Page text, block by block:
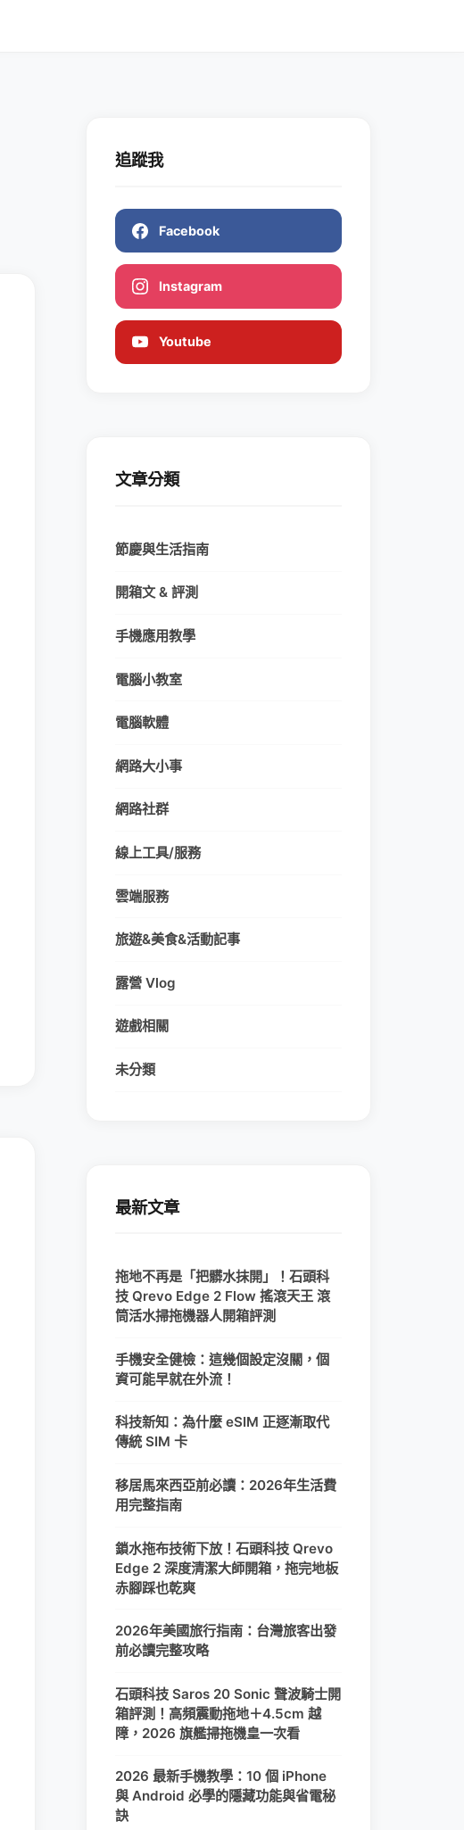
追蹤我
Facebook
Instagram
Youtube
文章分類
節慶與生活指南
開箱文 & 評測
手機應用教學
電腦小教室
電腦軟體
網路大小事
網路社群
線上工具/服務
雲端服務
旅遊&美食&活動記事
露營 Vlog
遊戲相關
未分類
最新文章
拖地不再是「把髒水抹開」！石頭科
技 Qrevo Edge 2 Flow 搖滾天王 滾
筒活水掃拖機器人開箱評測
手機安全健檢：這幾個設定沒關，個
資可能早就在外流！
科技新知：為什麼 eSIM 正逐漸取代
傳統 SIM 卡
移居馬來西亞前必讀：2026年生活費
用完整指南
鎖水拖布技術下放！石頭科技 Qrevo
Edge 2 深度清潔大師開箱，拖完地板
赤腳踩也乾爽
2026年美國旅行指南：台灣旅客出發
前必讀完整攻略
石頭科技 Saros 20 Sonic 聲波騎士開
箱評測！高頻震動拖地＋4.5cm 越
障，2026 旗艦掃拖機皇一次看
2026 最新手機教學：10 個 iPhone
與 Android 必學的隱藏功能與省電秘
訣